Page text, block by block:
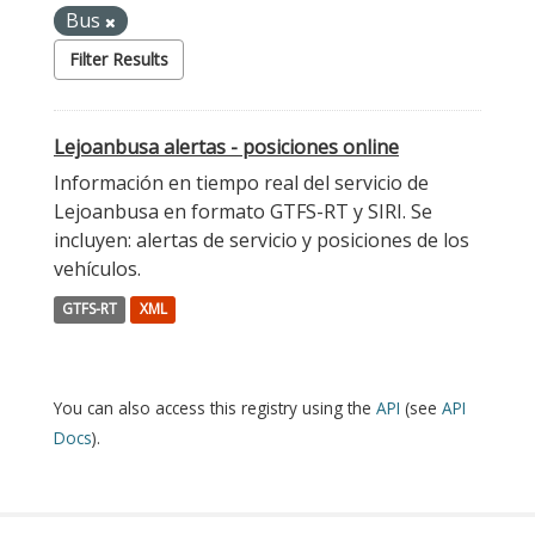
Bus
Filter Results
Lejoanbusa alertas - posiciones online
Información en tiempo real del servicio de
Lejoanbusa en formato GTFS-RT y SIRI. Se
incluyen: alertas de servicio y posiciones de los
vehículos.
GTFS-RT XML
You can also access this registry using the API (see API
Docs).